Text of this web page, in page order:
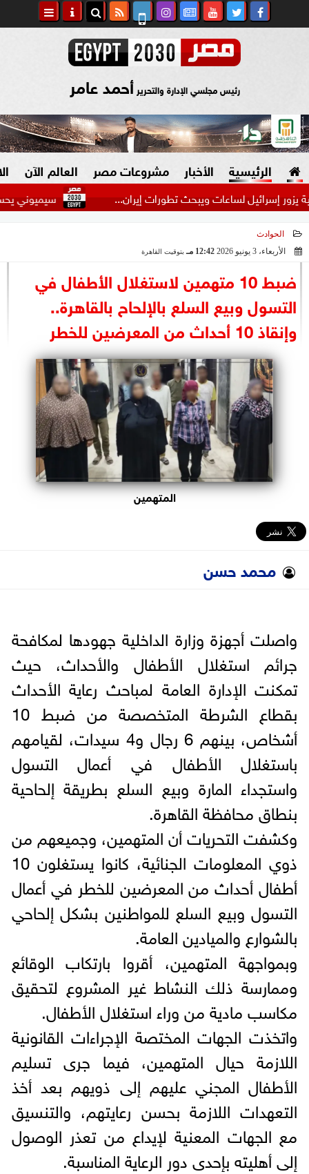
رئيس مجلسي الإدارة والتحرير أحمد عامر
الرئيسية الأخبار
السياسة
الرئاسة
البرلمان
الوزارات
الأحزاب
مشروعات مصر العالم الآن
سيميوني يحسم لساعات ويبحث تطورات إيران...
الحوادث
الأربعاء، 3 يونيو 2026
12:42 مـ بتوقيت القاهرة
ضبط 10 متهمين لاستغلال الأطفال في
التسول وبيع السلع بالإلحاح بالقاهرة..
وإنقاذ 10 أحداث من المعرضين للخطر
المتهمين
محمد حسن
واصلت أجهزة وزارة الداخلية جهودها لمكافحة
جرائم استغلال الأطفال والأحداث، حيث
تمكنت الإدارة العامة لمباحث رعاية الأحداث
بقطاع الشرطة المتخصصة من ضبط 10
أشخاص، بينهم 6 رجال و4 سيدات، لقيامهم
باستغلال الأطفال في أعمال التسول
واستجداء المارة وبيع السلع بطريقة إلحاحية
بنطاق محافظة القاهرة.
وكشفت التحريات أن المتهمين، وجميعهم من
ذوي المعلومات الجنائية، كانوا يستغلون 10
أطفال أحداث من المعرضين للخطر في أعمال
التسول وبيع السلع للمواطنين بشكل إلحاحي
بالشوارع والميادين العامة.
وبمواجهة المتهمين، أقروا بارتكاب الوقائع
وممارسة ذلك النشاط غير المشروع لتحقيق
مكاسب مادية من وراء استغلال الأطفال.
واتخذت الجهات المختصة الإجراءات القانونية
اللازمة حيال المتهمين، فيما جرى تسليم
الأطفال المجني عليهم إلى ذويهم بعد أخذ
التعهدات اللازمة بحسن رعايتهم، والتنسيق
مع الجهات المعنية لإيداع من تعذر الوصول
إلى أهليته بإحدى دور الرعاية المناسبة.